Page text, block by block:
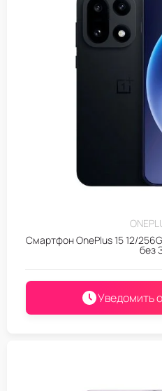
Смартфон OnePlus 15 12/
без
Уведомить